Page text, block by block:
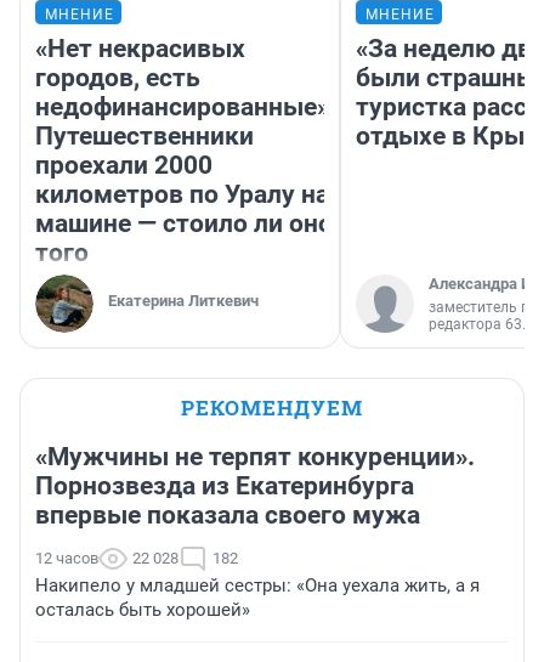
МНЕНИЕ
«Нет некрасивых
городов, есть
недофинансированные».
Путешественники
проехали 2000
километров по Уралу на
машине — стоило ли оно
того
Екатерина Литкевич
МНЕНИЕ
«За неделю
были
туристка
отдыхе в
Александра
заместитель
редактора 63.RU
РЕКОМЕНДУЕМ
«Мужчины не терпят конкуренции».
Порнозвезда из Екатеринбурга
впервые показала своего мужа
12 часов 22 028 182
Накипело у младшей сестры: «Она уехала жить, а я
осталась быть хорошей»